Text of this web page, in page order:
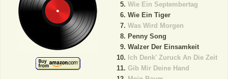
Wie Ein Septembertag
Wie Ein Tiger
Was Wird Morgen
Penny Song
Walzer Der Einsamkeit
Ich Denk' Zuruck An Die Zeit
Gib Mir Deine Hand